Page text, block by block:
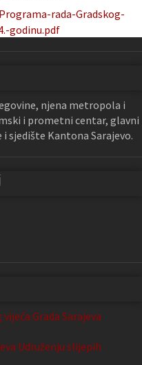
rada-Gradskog-
godinu.pdf
njena metropola i
i prometni centar, glavni
sjedište Kantona Sarajevo.
Grada Sarajeva
Udruženju slijepih